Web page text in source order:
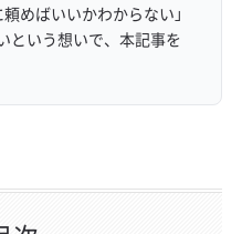
めばいいかわからない」
という想いで、本記事を